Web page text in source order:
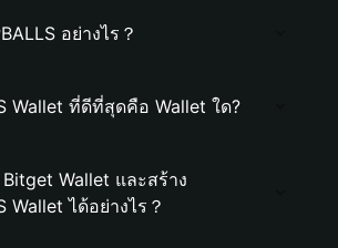
อย่างไร？
Wallet ที่ดีที่สุดคือ Wallet ใด?
Wallet และสร้าง
Wallet ได้อย่างไร？